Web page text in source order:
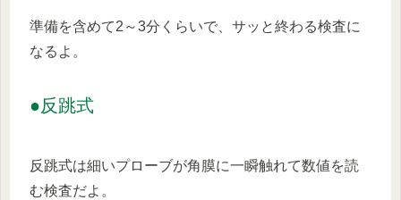
準備を含めて2～3分くらいで、サッと終わる検査に
なるよ。
●反跳式
反跳式は細いプローブが角膜に一瞬触れて数値を読
む検査だよ。